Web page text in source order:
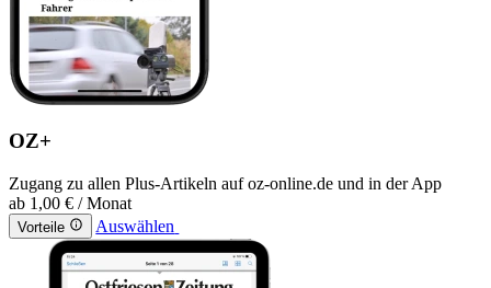
OZ+
Zugang zu allen Plus-Artikeln auf oz-online.de und in der App
ab 1,00 € / Monat
Vorteile Auswählen